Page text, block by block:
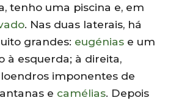
tenho uma piscina e, em
. Nas duas laterais, há
grandes: eugénias e um
à esquerda; à direita,
imponentes de
e camélias. Depois